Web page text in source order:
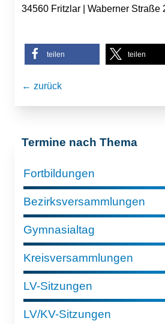
34560 Fritzlar | Waberner Straße
teilen teilen
← zurück
Termine nach Thema
Fortbildungen
Bezirksversammlungen
Gymnasialtag
Kreisversammlungen
LV-Sitzungen
LV/KV-Sitzungen